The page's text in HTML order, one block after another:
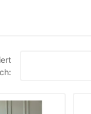
Moda